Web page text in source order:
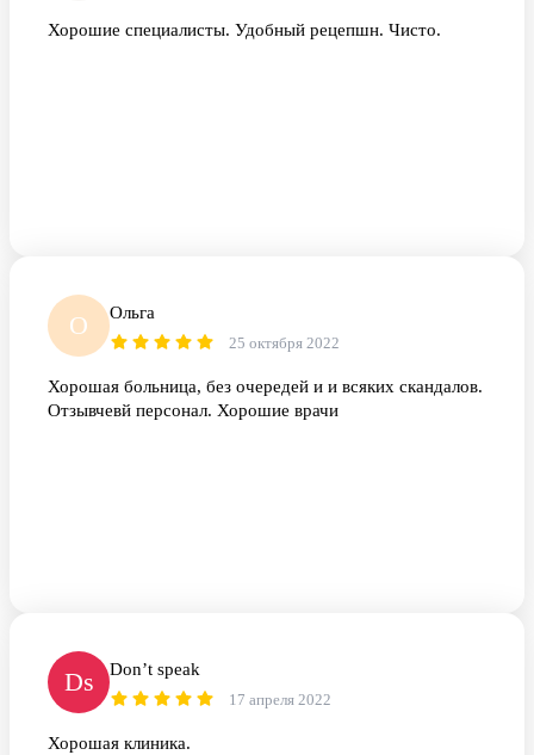
Хорошие специалисты. Удобный рецепшн. Чисто.
О Ольга
25 октября 2022
Хорошая больница, без очередей и и всяких скандалов.
Отзывчевй персонал. Хорошие врачи
Ds Don’t speak
17 апреля 2022
Хорошая клиника.